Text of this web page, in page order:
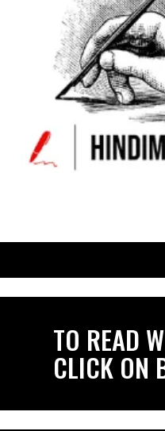
TO READ
CLICK ON